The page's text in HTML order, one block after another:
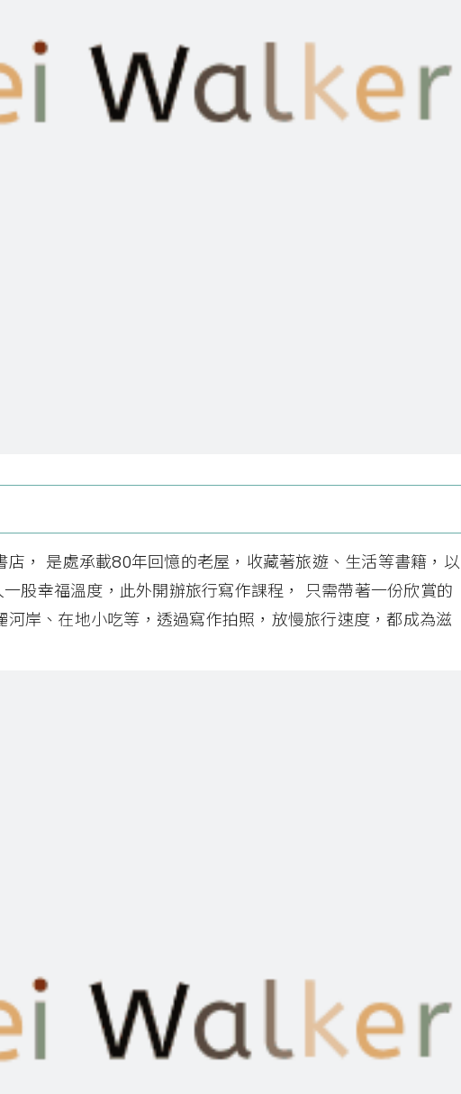
， 是處承載80年回憶的老屋，收藏著旅遊、生活等書籍，以
股幸福溫度，此外開辦旅行寫作課程， 只需帶著一份欣賞的
岸、在地小吃等，透過寫作拍照，放慢旅行速度，都成為滋